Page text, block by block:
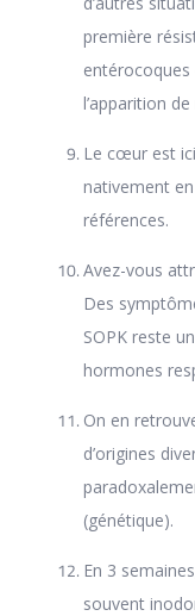
première
entérocoques
l’apparition
Le cœur est
nativement
références.
Avez-vous
Des
SOPK reste
hormones
On en
d’origines
(génétique).
En 3
souvent